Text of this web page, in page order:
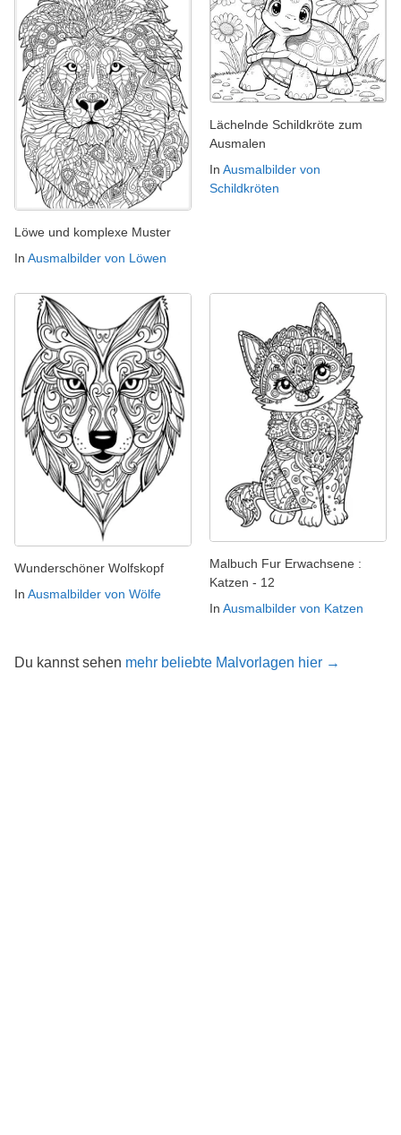
Löwe und komplexe Muster
In Ausmalbilder von Löwen
Lächelnde Schildkröte zum
Ausmalen
In Ausmalbilder von
Schildkröten
Wunderschöner Wolfskopf
In Ausmalbilder von Wölfe
Malbuch Fur Erwachsene :
Katzen - 12
In Ausmalbilder von Katzen
Du kannst sehen mehr beliebte Malvorlagen hier →